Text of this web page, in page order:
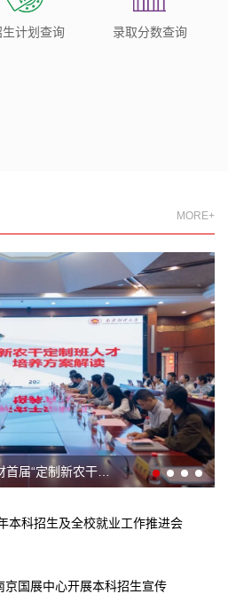
生计划查询 录取分数查询
MORE+
乡村振兴新力量！直击南财首届“定制新农干班”开班现场
本科招生及全校就业工作推进会
京国展中心开展本科招生宣传